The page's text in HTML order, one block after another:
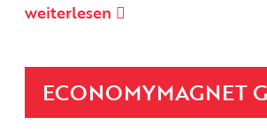
weiterlesen
ECONOMYMAGNET